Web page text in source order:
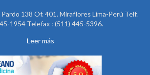
138 Of. 401. Miraflores Lima-Perú Telf.
1954 Telefax : (511) 445-5396.
Leer más